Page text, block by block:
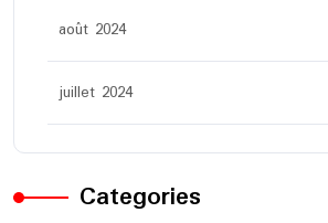
août 2024
juillet 2024
Categories